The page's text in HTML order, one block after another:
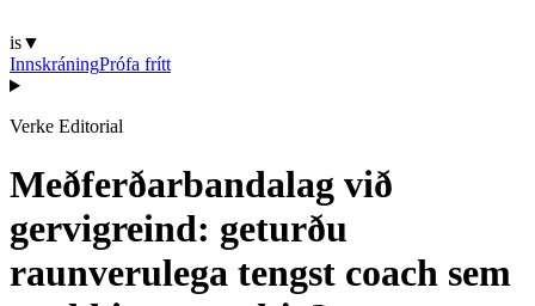
is▼
InnskráningPrófa frítt
Verke Editorial
Meðferðarbandalag við
gervigreind: geturðu
raunverulega tengst coach sem